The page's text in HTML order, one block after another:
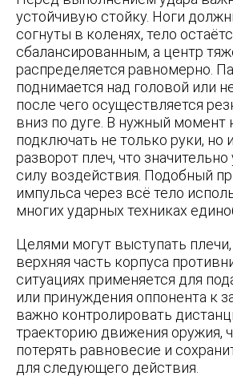
устойчивую стойку. Ноги
согнуты в коленях, тело
сбалансированным, а центр
распределяется равномерно.
поднимается над головой или
после чего осуществляется
вниз по дуге. В нужный момент
подключать не только руки, но
разворот плеч, что
силу воздействия. Подобный
импульса через всё тело
многих ударных техниках
Целями могут выступать
верхняя часть корпуса
ситуациях применяется для
или принуждения оппонента к
важно контролировать
траекторию движения оружия,
потерять равновесие и
для следующего действия.